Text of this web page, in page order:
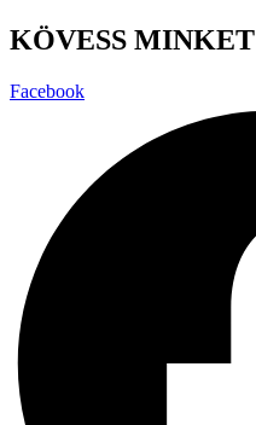
KÖVESS MINKET
Facebook